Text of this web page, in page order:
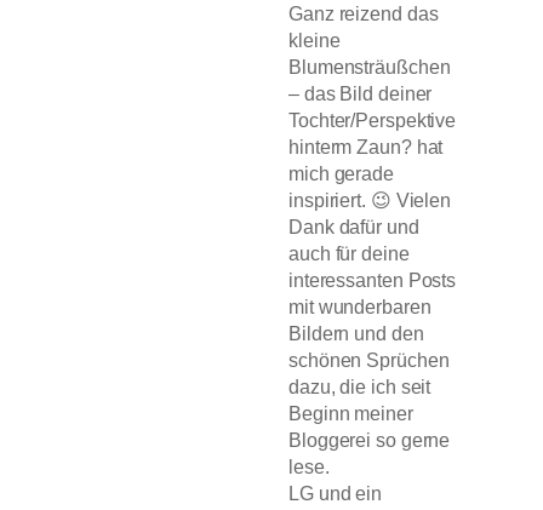
Ganz reizend das
kleine
Blumensträußchen
– das Bild deiner
Tochter/Perspektive
hinterm Zaun? hat
mich gerade
inspiriert. 😉 Vielen
Dank dafür und
auch für deine
interessanten Posts
mit wunderbaren
Bildern und den
schönen Sprüchen
dazu, die ich seit
Beginn meiner
Bloggerei so gerne
lese.
LG und ein